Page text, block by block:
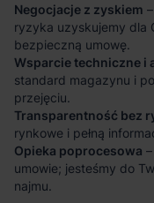
Negocjacje z zyskiem
ryzyka uzyskujemy dla
bezpieczną umowę.
Wsparcie techniczne i
standard magazynu i
przejęciu.
Transparentność bez
rynkowe i pełną
Opieka poprocesowa
umowie; jesteśmy do
najmu.